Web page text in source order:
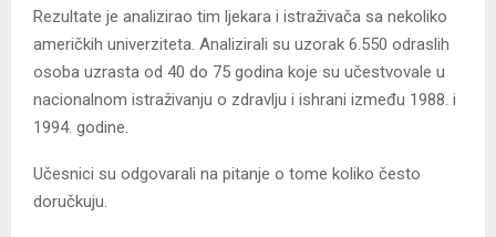
Rezultate je analizirao tim ljekara i istraživača sa nekoliko
američkih univerziteta. Analizirali su uzorak 6.550 odraslih
osoba uzrasta od 40 do 75 godina koje su učestvovale u
nacionalnom istraživanju o zdravlju i ishrani između 1988. i
1994. godine.
Učesnici su odgovarali na pitanje o tome koliko često
doručkuju.